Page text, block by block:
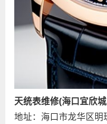
天统表维修(海口宜欣
地址：海口市龙华区明